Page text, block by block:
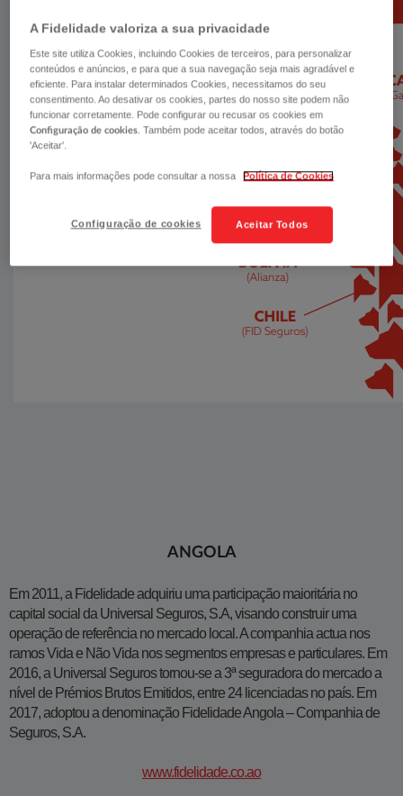
ANGOLA
Em 2011, a Fidelidade adquiriu uma participação maioritária no
capital social da Universal Seguros, S.A, visando construir uma
operação de referência no mercado local. A companhia actua nos
ramos Vida e Não Vida nos segmentos empresas e particulares. Em
2016, a Universal Seguros tornou-se a 3ª seguradora do mercado a
nível de Prémios Brutos Emitidos, entre 24 licenciadas no país. Em
2017, adoptou a denominação Fidelidade Angola – Companhia de
Seguros, S.A.
www.fidelidade.co.ao
A Fidelidade valoriza a sua privacidade
Este site utiliza Cookies, incluindo Cookies de terceiros, para personalizar
conteúdos e anúncios, e para que a sua navegação seja mais agradável e
eficiente. Para instalar determinados Cookies, necessitamos do seu
consentimento. Ao desativar os cookies, partes do nosso site podem não
funcionar corretamente. Pode configurar ou recusar os cookies em
Configuração de cookies . Também pode aceitar todos, através do botão
'Aceitar'.
Para mais informações pode consultar a nossa Política de Cookies
Aceitar Todos
Configuração de cookies